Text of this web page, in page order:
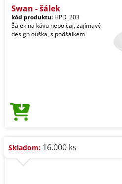
Swan - šálek
kód produktu: HPD_203
Šálek na kávu nebo čaj, zajímavý
design ouška, s podšálkem
Skladom: 16.000 ks